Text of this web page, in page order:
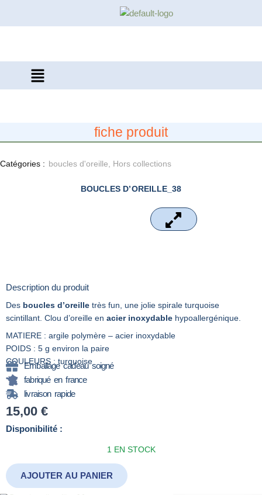
fiche produit
Catégories : boucles d'oreille Hors collections
BOUCLES D’OREILLE_38
Description du produit
Des boucles d’oreille très fun, une jolie spirale turquoise
scintillant. Clou d’oreille en acier inoxydable hypoallergénique.
MATIERE : argile polymère – acier inoxydable
POIDS : 5 g environ la paire
COULEURS : turquoise
Emballage cadeau soigné
fabriqué en france
livraison rapide
15,00 €
Disponibilité :
1 EN STOCK
quantité
d’oreille_38
AJOUTER AU PANIER